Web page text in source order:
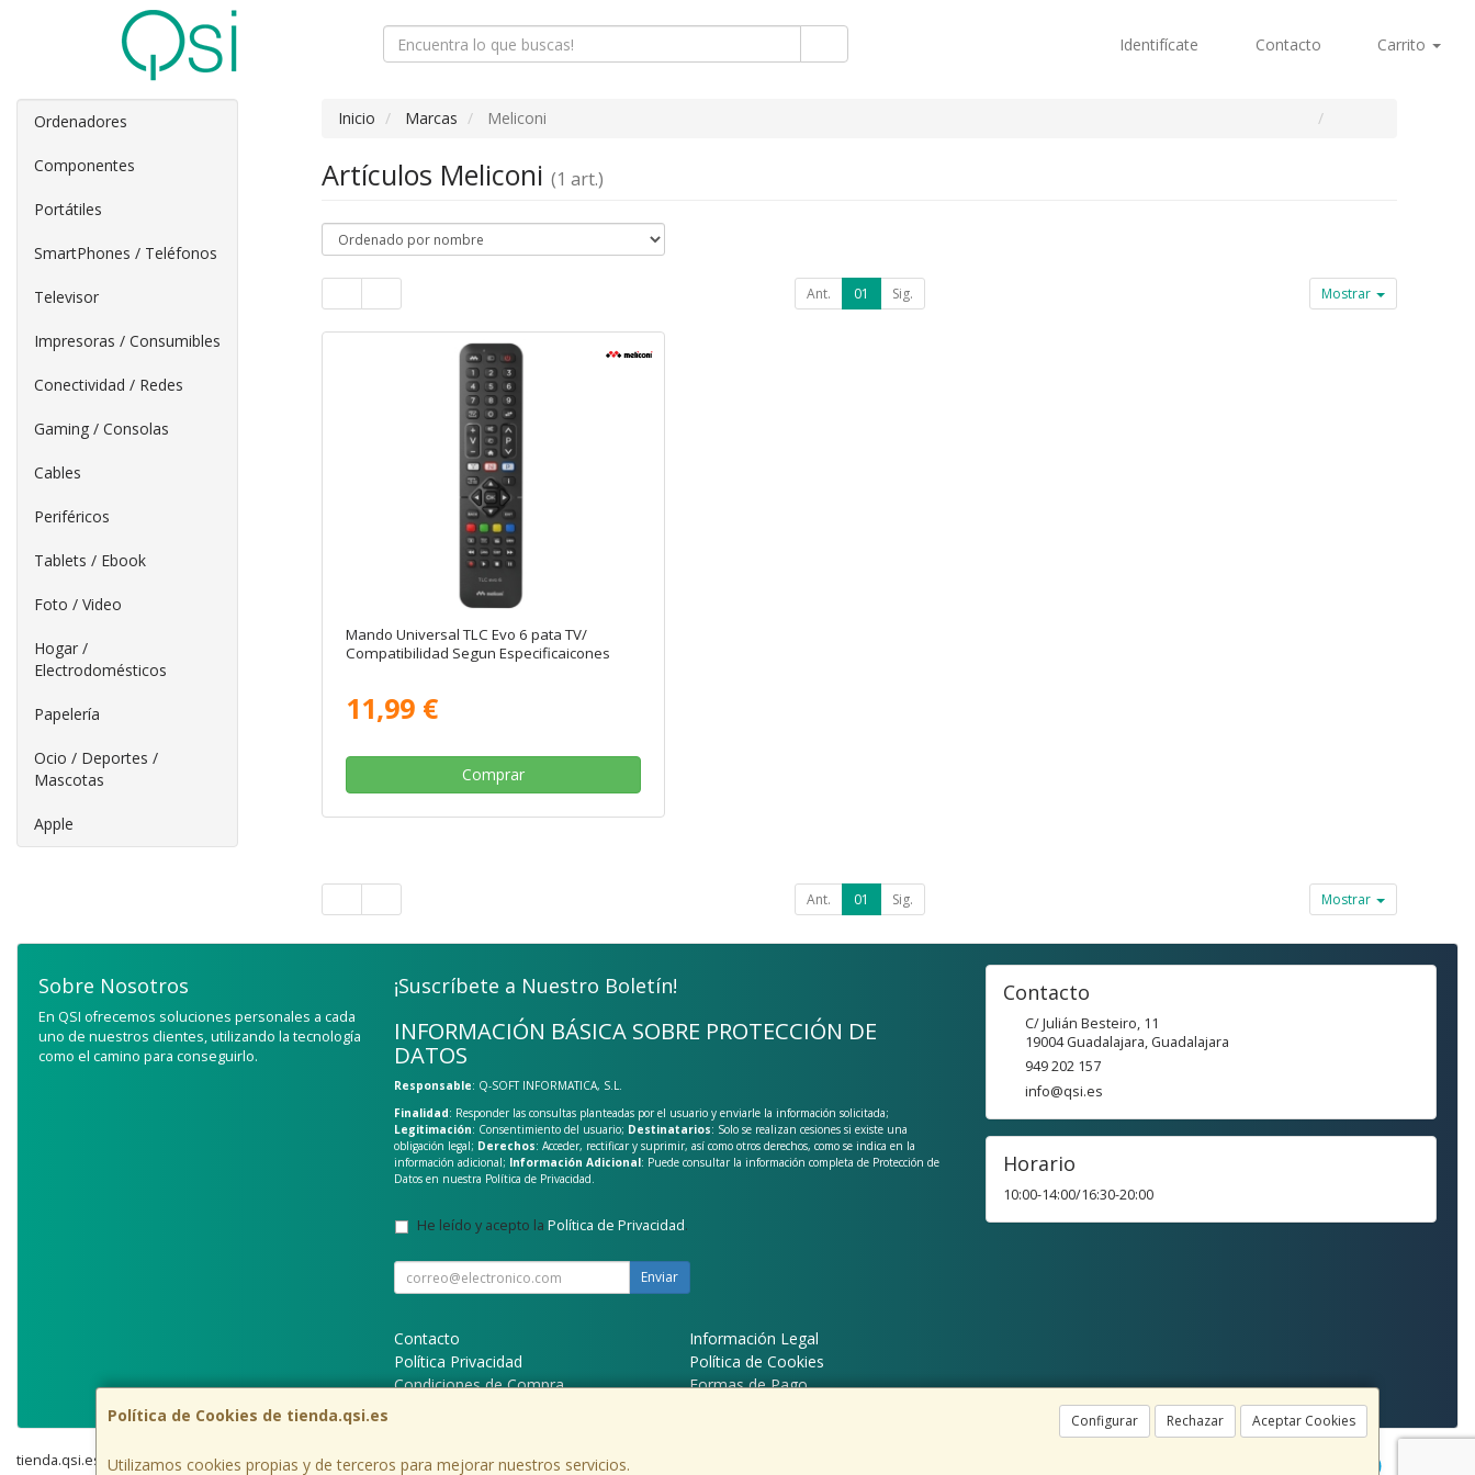
Identifícate Contacto Carrito
Ordenadores
Componentes
Portátiles
SmartPhones / Teléfonos
Televisor
Impresoras / Consumibles
Conectividad / Redes
Gaming / Consolas
Cables
Periféricos
Tablets / Ebook
Foto / Video
Hogar /
Electrodomésticos
Papelería
Ocio / Deportes /
Mascotas
Apple
Inicio Marcas Meliconi
Artículos Meliconi (1 art.)
Ant. 01 Sig. Mostrar
Mando Universal TLC Evo 6 pata TV/
Compatibilidad Segun Especificaicones
11,99 €
Comprar
Ant. 01 Sig. Mostrar
Política de Cookies de tienda.qsi.es Configurar Rechazar Aceptar Cookies
Utilizamos cookies propias y de terceros para mejorar nuestros servicios.
Sobre Nosotros
En QSI ofrecemos soluciones personales a cada
uno de nuestros clientes, utilizando la tecnología
como el camino para conseguirlo.
¡Suscríbete a Nuestro Boletín!
INFORMACIÓN BÁSICA SOBRE PROTECCIÓN DE
DATOS
Responsable: Q-SOFT INFORMATICA, S.L.
Finalidad: Responder las consultas planteadas por el usuario y enviarle la información solicitada;
Legitimación: Consentimiento del usuario; Destinatarios: Solo se realizan cesiones si existe una
obligación legal; Derechos: Acceder, rectificar y suprimir, así como otros derechos, como se indica en la
información adicional; Información Adicional: Puede consultar la información completa de Protección de
Datos en nuestra Política de Privacidad.
He leído y acepto la Política de Privacidad.
Enviar
Contacto
Información Legal
Política Privacidad
Política de Cookies
Condiciones de Compra
Formas de Pago
Contacto
C/ Julián Besteiro, 11
19004 Guadalajara, Guadalajara
949 202 157
info@qsi.es
Horario
10:00-14:00/16:30-20:00
tienda.qsi.es © 2026